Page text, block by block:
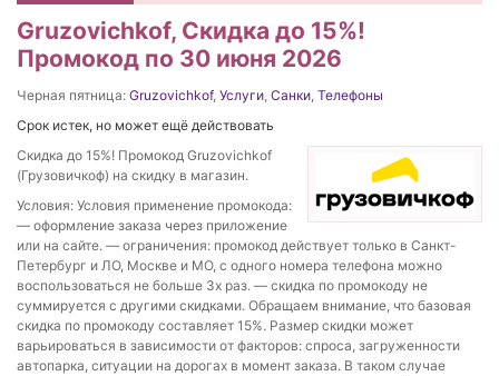
Gruzovichkof, Скидка до 15%!
Промокод по 30 июня 2026
Черная пятница: Gruzovichkof, Услуги, Санки, Телефоны
Срок истек, но может ещё действовать
Скидка до 15%! Промокод Gruzovichkof
(Грузовичкоф) на скидку в магазин.
Условия: Условия применение промокода:
— оформление заказа через приложение
или на сайте. — ограничения: промокод действует только в Санкт-
Петербург и ЛО, Москве и МО, с одного номера телефона можно
воспользоваться не больше 3х раз. — скидка по промокоду не
суммируется с другими скидками. Обращаем внимание, что базовая
скидка по промокоду составляет 15%. Размер скидки может
варьироваться в зависимости от факторов: спроса, загруженности
автопарка, ситуации на дорогах в момент заказа. В таком случае